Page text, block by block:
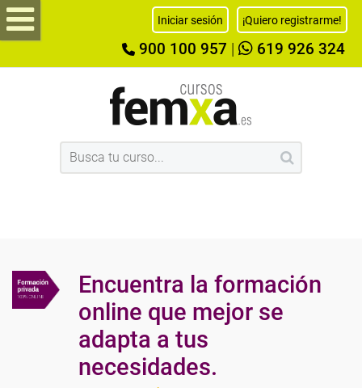
Iniciar sesión ¡Quiero registrarme!
900 100 957 619 926 324
Encuentra la formación
online que mejor se
adapta a tus
necesidades.